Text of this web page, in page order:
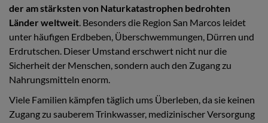
der am stärksten von Naturkatastrophen bedrohten
Länder weltweit . Besonders die Region San Marcos leidet
unter häufigen Erdbeben, Überschwemmungen, Dürren und
Erdrutschen. Dieser Umstand erschwert nicht nur die
Sicherheit der Menschen, sondern auch den Zugang zu
Nahrungsmitteln enorm.
Viele Familien kämpfen täglich ums Überleben, da sie keinen
Zugang zu sauberem Trinkwasser, medizinischer Versorgung